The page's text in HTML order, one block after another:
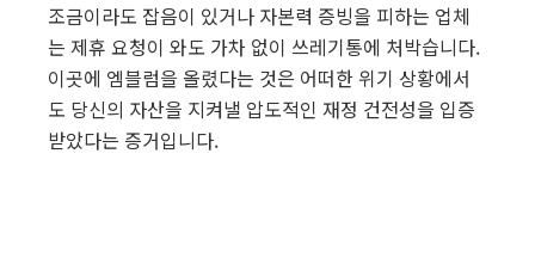
조금이라도 잡음이 있거나 자본력 증빙을 피하는 업체
는 제휴 요청이 와도 가차 없이 쓰레기통에 처박습니다.
이곳에 엠블럼을 올렸다는 것은 어떠한 위기 상황에서
도 당신의 자산을 지켜낼 압도적인 재정 건전성을 입증
받았다는 증거입니다.